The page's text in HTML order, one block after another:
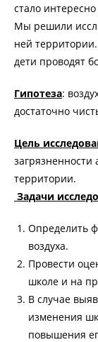
стало
Мы решили
ней
дети проводят
Гипотеза:
достаточно
Цель
загрязненности
территории.
Задачи
Определить
воздуха.
Провести
школе и на
В случае
изменения
повышения